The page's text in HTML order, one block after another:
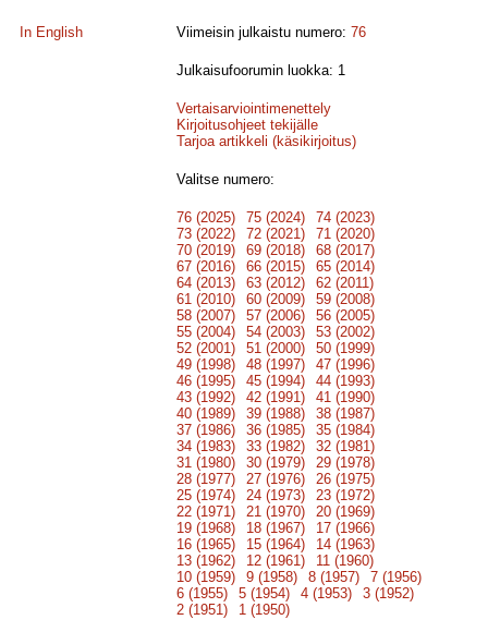
In English Viimeisin julkaistu numero:76
Julkaisufoorumin luokka: 1
Vertaisarviointimenettely
Kirjoitusohjeet tekijälle
Tarjoa artikkeli (käsikirjoitus)
Valitse numero:
76 (2025) 75 (2024)
74 (2023)
73 (2022)
72 (2021)
71 (2020)
70 (2019)
69 (2018)
68 (2017)
67 (2016)
66 (2015)
65 (2014)
64 (2013)
63 (2012)
62 (2011)
61 (2010)
60 (2009)
59 (2008)
58 (2007)
57 (2006)
56 (2005)
55 (2004)
54 (2003)
53 (2002)
52 (2001)
51 (2000)
50 (1999)
49 (1998)
48 (1997)
47 (1996)
46 (1995)
45 (1994)
44 (1993)
43 (1992)
42 (1991)
41 (1990)
40 (1989)
39 (1988)
38 (1987)
37 (1986)
36 (1985)
35 (1984)
34 (1983)
33 (1982)
32 (1981)
31 (1980)
30 (1979)
29 (1978)
28 (1977)
27 (1976)
26 (1975)
25 (1974)
24 (1973)
23 (1972)
22 (1971)
21 (1970)
20 (1969)
19 (1968)
18 (1967)
17 (1966)
16 (1965)
15 (1964)
14 (1963)
13 (1962)
12 (1961)
11 (1960)
10 (1959)
9 (1958) 8 (1957)
7 (1956)
6 (1955)
5 (1954) 4 (1953)
3 (1952)
2 (1951)
1 (1950)